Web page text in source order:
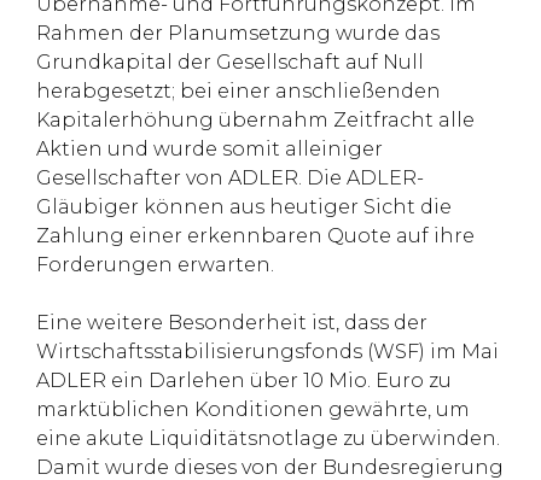
Rahmen der Planumsetzung wurde das
Grundkapital der Gesellschaft auf Null
herabgesetzt; bei einer anschließenden
Kapitalerhöhung übernahm Zeitfracht alle
Aktien und wurde somit alleiniger
Gesellschafter von ADLER. Die ADLER-
Gläubiger können aus heutiger Sicht die
Zahlung einer erkennbaren Quote auf ihre
Forderungen erwarten.
Eine weitere Besonderheit ist, dass der
Wirtschaftsstabilisierungsfonds (WSF) im Mai
ADLER ein Darlehen über 10 Mio. Euro zu
marktüblichen Konditionen gewährte, um
eine akute Liquiditätsnotlage zu überwinden.
Damit wurde dieses von der Bundesregierung